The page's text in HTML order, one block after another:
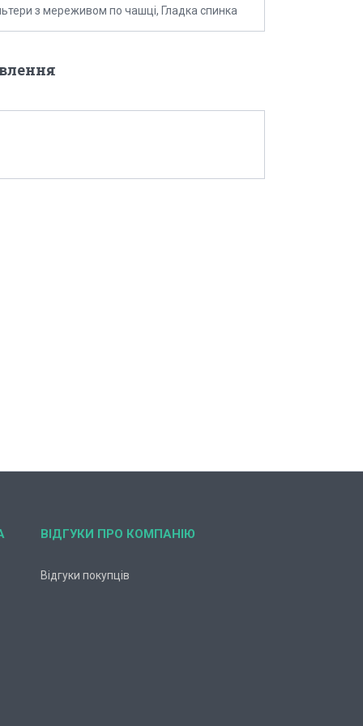
з мереживом по чашці, Гладка спинка
ВІДГУКИ ПРО КОМПАНІЮ
Відгуки покупців